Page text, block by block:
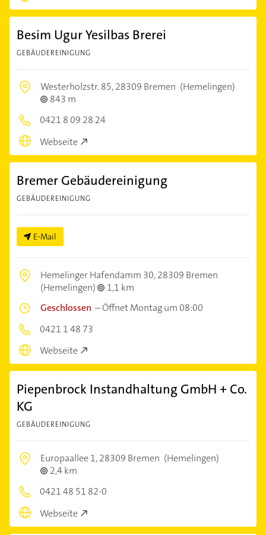
Besim Ugur Yesilbas Brerei
GEBÄUDEREINIGUNG
Westerholzstr. 85,28309 Bremen (Hemelingen)
843 m
0421 8 09 28 24
Webseite
Bremer Gebäudereinigung
GEBÄUDEREINIGUNG
E-Mail
Hemelinger Hafendamm 30,28309 Bremen
(Hemelingen)
1,1 km
Geschlossen –Öffnet Montag um 08:00
0421 1 48 73
Webseite
Piepenbrock Instandhaltung GmbH + Co.
KG
GEBÄUDEREINIGUNG
Europaallee 1,28309 Bremen (Hemelingen)
2,4 km
0421 48 51 82-0
Webseite